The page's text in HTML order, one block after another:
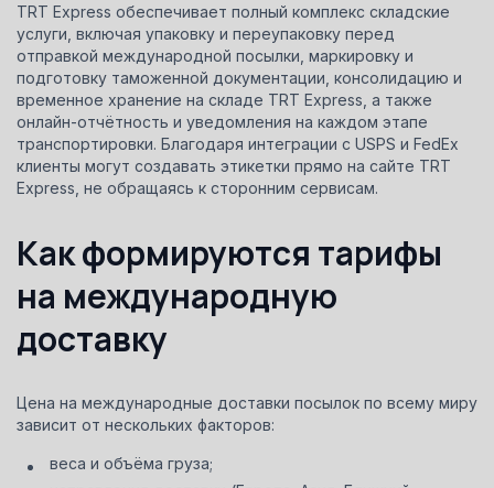
TRT Express обеспечивает полный комплекс складские
услуги, включая упаковку и переупаковку перед
отправкой международной посылки, маркировку и
подготовку таможенной документации, консолидацию и
временное хранение на складе TRT Express, а также
онлайн-отчётность и уведомления на каждом этапе
транспортировки. Благодаря интеграции с USPS и FedEx
клиенты могут создавать этикетки прямо на сайте TRT
Express, не обращаясь к сторонним сервисам.
Как формируются тарифы
на международную
доставку
Цена на международные доставки посылок по всему миру
зависит от нескольких факторов:
веса и объёма груза;